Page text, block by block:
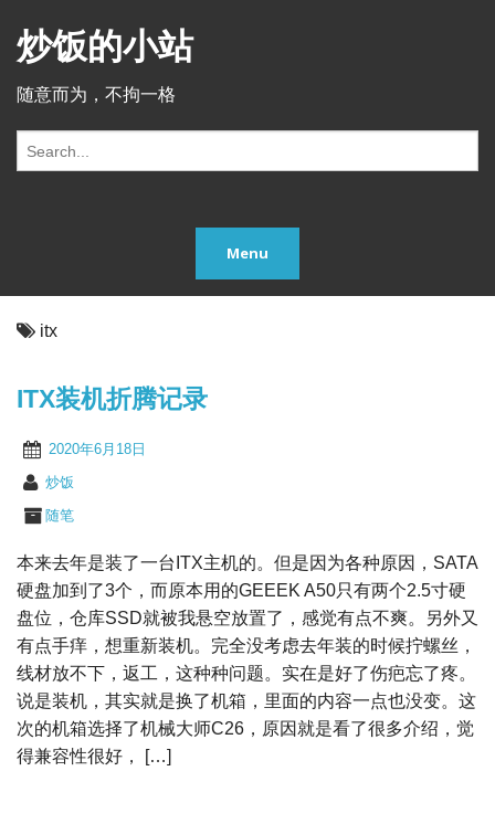
炒饭的小站
随意而为，不拘一格
r:
Menu
itx
ITX装机折腾记录
2020年6月18日
炒饭
随笔
本来去年是装了一台ITX主机的。但是因为各种原因，SATA
硬盘加到了3个，而原本用的GEEEK A50只有两个2.5寸硬
盘位，仓库SSD就被我悬空放置了，感觉有点不爽。另外又
有点手痒，想重新装机。完全没考虑去年装的时候拧螺丝，
线材放不下，返工，这种种问题。实在是好了伤疤忘了疼。
说是装机，其实就是换了机箱，里面的内容一点也没变。这
次的机箱选择了机械大师C26，原因就是看了很多介绍，觉
得兼容性很好， […]